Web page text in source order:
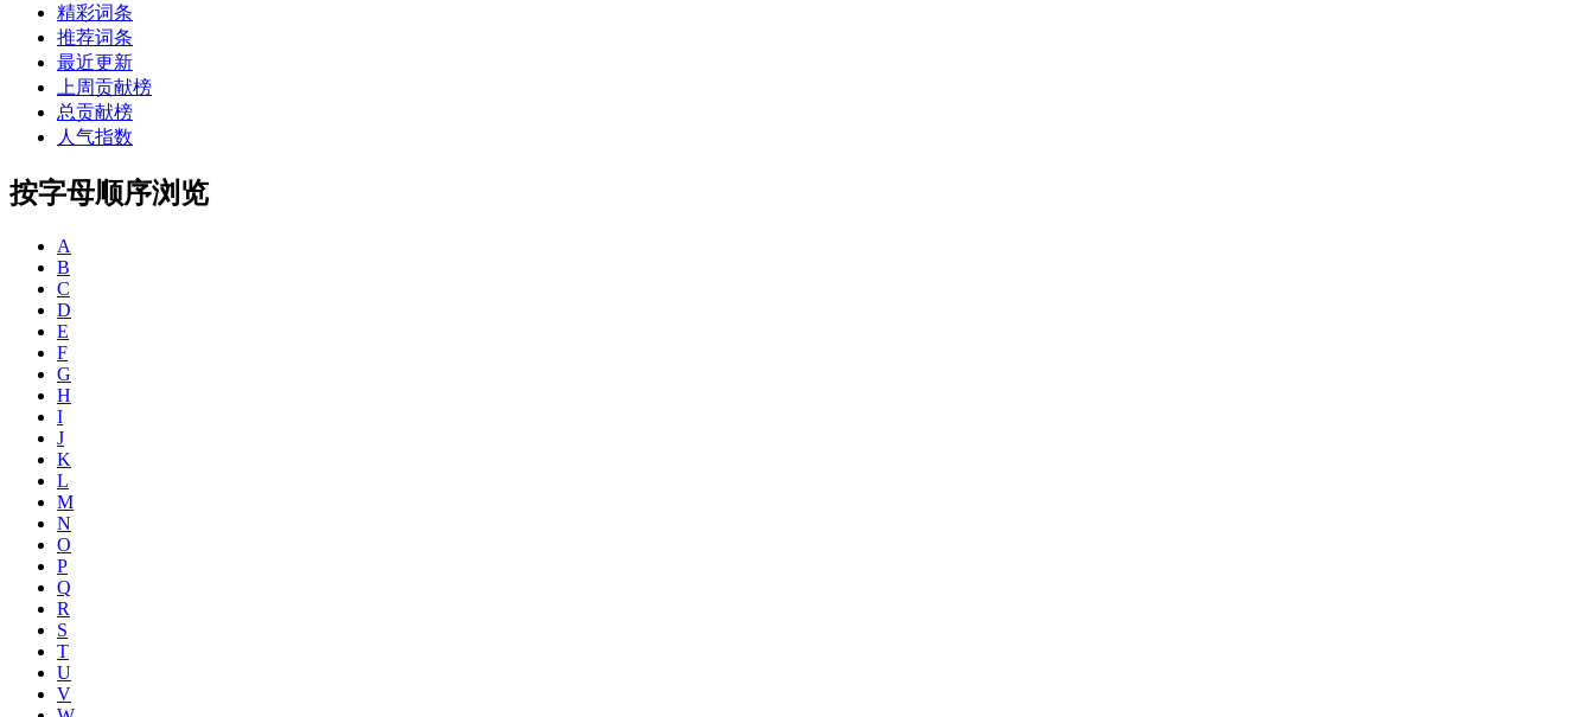
精彩词条
推荐词条
最近更新
上周贡献榜
总贡献榜
人气指数
按字母顺序浏览
A
B
C
D
E
F
G
H
I
J
K
L
M
N
O
P
Q
R
S
T
U
V